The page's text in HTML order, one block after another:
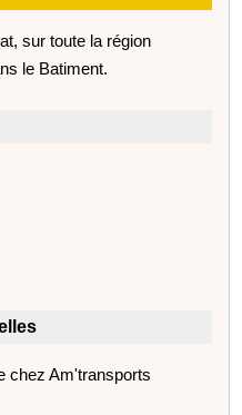
sur toute la région
le Batiment.
chez Am'transports